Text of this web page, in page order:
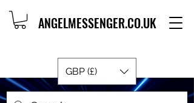
ANGELMESSENGER.CO.UK
GBP (£)